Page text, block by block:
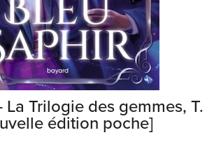
La Trilogie des gemmes, T.
édition poche]